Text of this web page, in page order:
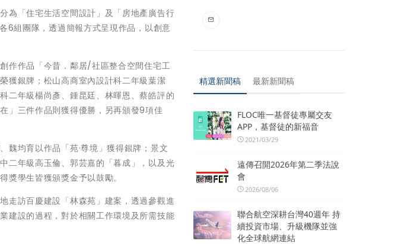
為「住宅生活空間設計」及「房地產廣告行
6組團隊，透過簡報方式呈現作品，以創意
作作品「今昔．鄰居/社區整合空間住宅工
獲銀牌；松山高商室內設計科二年級葉潔
二年級楊尚彥、鍾昆廷、林暉恩、蔡皓評的
」三件作品則獲得優勝，另再頒發9項佳
魏均育以作品「苑·尊境」獲得銀牌；景文
二年級高玉倫、郭芸嘉的「暮成」，以及光
學生皆獲頒獎金予以鼓勵。
走訪百慶建設「林森苑」建案，透過參觀進
建設的過程，對於相關工作環境及所需技能
精選新聞稿 最新新聞稿
FLOC唯一基督徒專屬交友
APP，基督徒的新福音
2021/03/29
遠傳召開2026年第二季法說
會
2026/08/06
聯合航空深耕台灣40週年 持
續投資市場、升級機隊並強
化全球航網連結